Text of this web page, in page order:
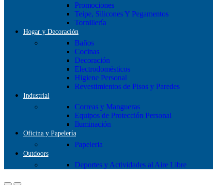
Promociones
Teipe, Silicones Y Pegamentos
Tornillería
Hogar y Decoración
Baños
Cocinas
Decoración
Electrodomésticos
Higiene Personal
Revestimientos de Pisos y Paredes
Industrial
Correas y Mangueras
Equipos de Protección Personal
Iluminación
Oficina y Papelería
Papeleria
Outdoors
Deportes y Actividades al Aire Libre